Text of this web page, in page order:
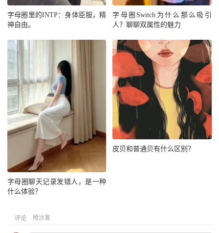
字母圈里的INTP：身体臣服，精
神自由。
字母圈Switch为什么那么吸引
人？聊聊双属性的魅力
字母圈聊天记录发错人，是一种
什么体验？
皮贝和普通贝有什么区别？
评论 抢沙发